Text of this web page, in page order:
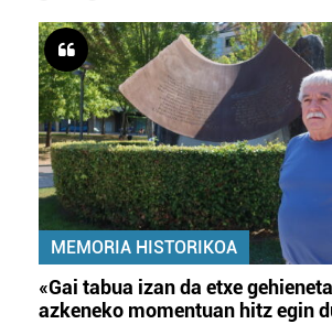
MEMORIA HISTORIKOA
«Gai tabua izan da etxe
azkeneko momentuan hitz egin